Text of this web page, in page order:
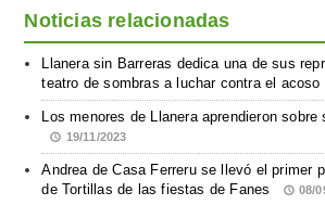
Noticias relacionadas
Llanera sin Barreras dedica una de sus
teatro de sombras a luchar contra el acoso
Los menores de Llanera aprendieron
19/11/2023
Andrea de Casa Ferreru se llevó el primer
de Tortillas de las fiestas de Fanes
08/